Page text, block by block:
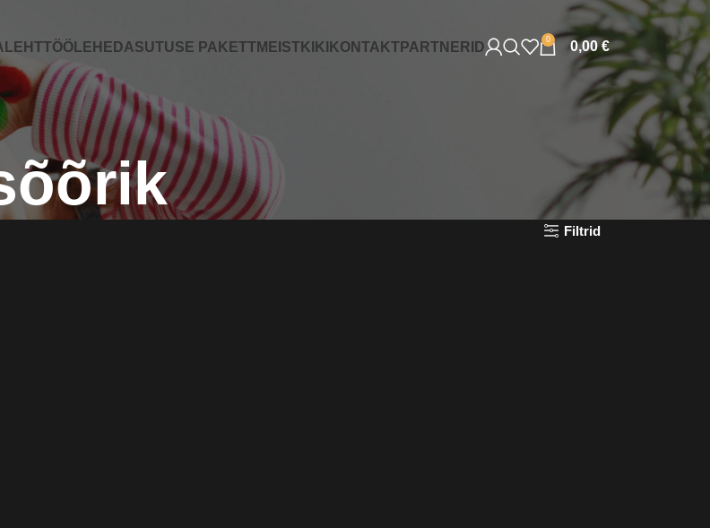
TÖÖLEHEDASUTUSE PAKETTMEISTKIKI KONTAKTPARTNERID 0 0,00€
Filtrid